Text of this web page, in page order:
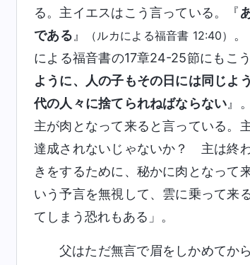
る。主イエスはこう言っている。『
である 』 （ルカによる福音書 12:40） 。
による福音書の17章24-25節にもこ
ように、人の子もその日には同じよ
代の人々に捨てられねばならない 』
主が肉となって来ると言っている。
達成されないじゃないか？ 主は終
きをするために、秘かに肉となって
いう予言を無視して、雲に乗って来
てしまう恐れもある」。
父はただ無言で眉をしかめてか